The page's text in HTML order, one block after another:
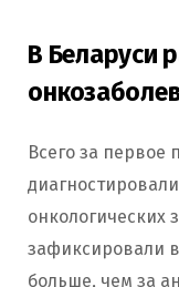
В Беларуси
Всего за первое
онкологических
зафиксировали
больше, чем за